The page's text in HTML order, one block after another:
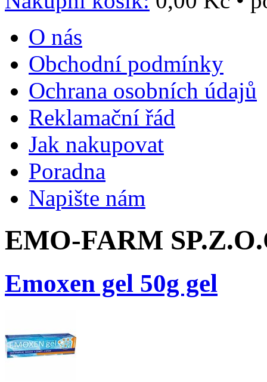
O nás
Obchodní podmínky
Ochrana osobních údajů
Reklamační řád
Jak nakupovat
Poradna
Napište nám
EMO-FARM
Emoxen gel 50g gel